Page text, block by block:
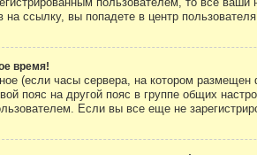
ссылку, вы попадете в центр
время!
(если часы сервера, на котором
пояс на другой пояс в группе общих
Если вы все еще не